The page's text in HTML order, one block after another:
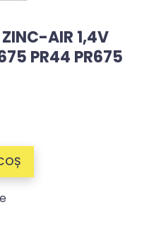
AIR 1,4V
PR44 PR675